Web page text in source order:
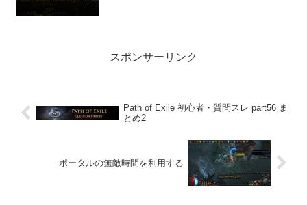
スポンサーリンク
Path of Exile 初心者・質問スレ part56 ま
とめ2
ポータルの無敵時間を利用する